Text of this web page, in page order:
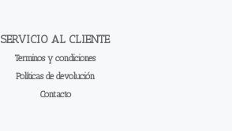
SERVICIO AL CLIENTE
Terminos y condiciones
Políticas de devolución
Contacto